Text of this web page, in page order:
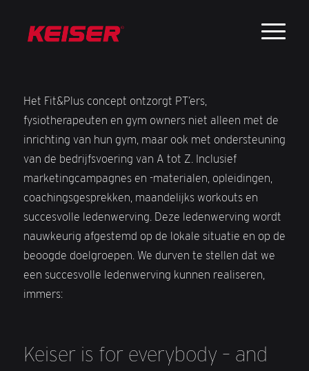
Het Fit&Plus concept ontzorgt PT’ers,
fysiotherapeuten en gym owners niet alleen met de
inrichting van hun gym, maar ook met ondersteuning
van de bedrijfsvoering van A tot Z. Inclusief
marketingcampagnes en -materialen, opleidingen,
coachingsgesprekken, maandelijks workouts en
succesvolle ledenwerving. Deze ledenwerving wordt
nauwkeurig afgestemd op de lokale situatie en op de
beoogde doelgroepen. We durven te stellen dat we
een succesvolle ledenwerving kunnen realiseren,
immers:
Keiser is for everybody – and